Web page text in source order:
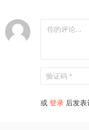
或 登录 后发表